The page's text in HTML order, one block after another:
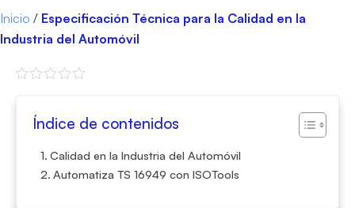
Inicio / Especificación Técnica para la Calidad en la
Industria del Automóvil
Índice de contenidos
Calidad en la Industria del Automóvil
Automatiza TS 16949 con ISOTools